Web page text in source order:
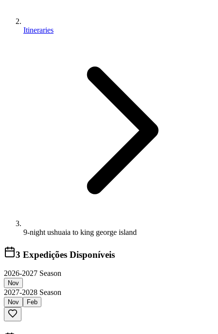
Itineraries
9-night ushuaia to king george island
3 Expedições Disponíveis
2026-2027 Season
Nov
2027-2028 Season
Nov Feb